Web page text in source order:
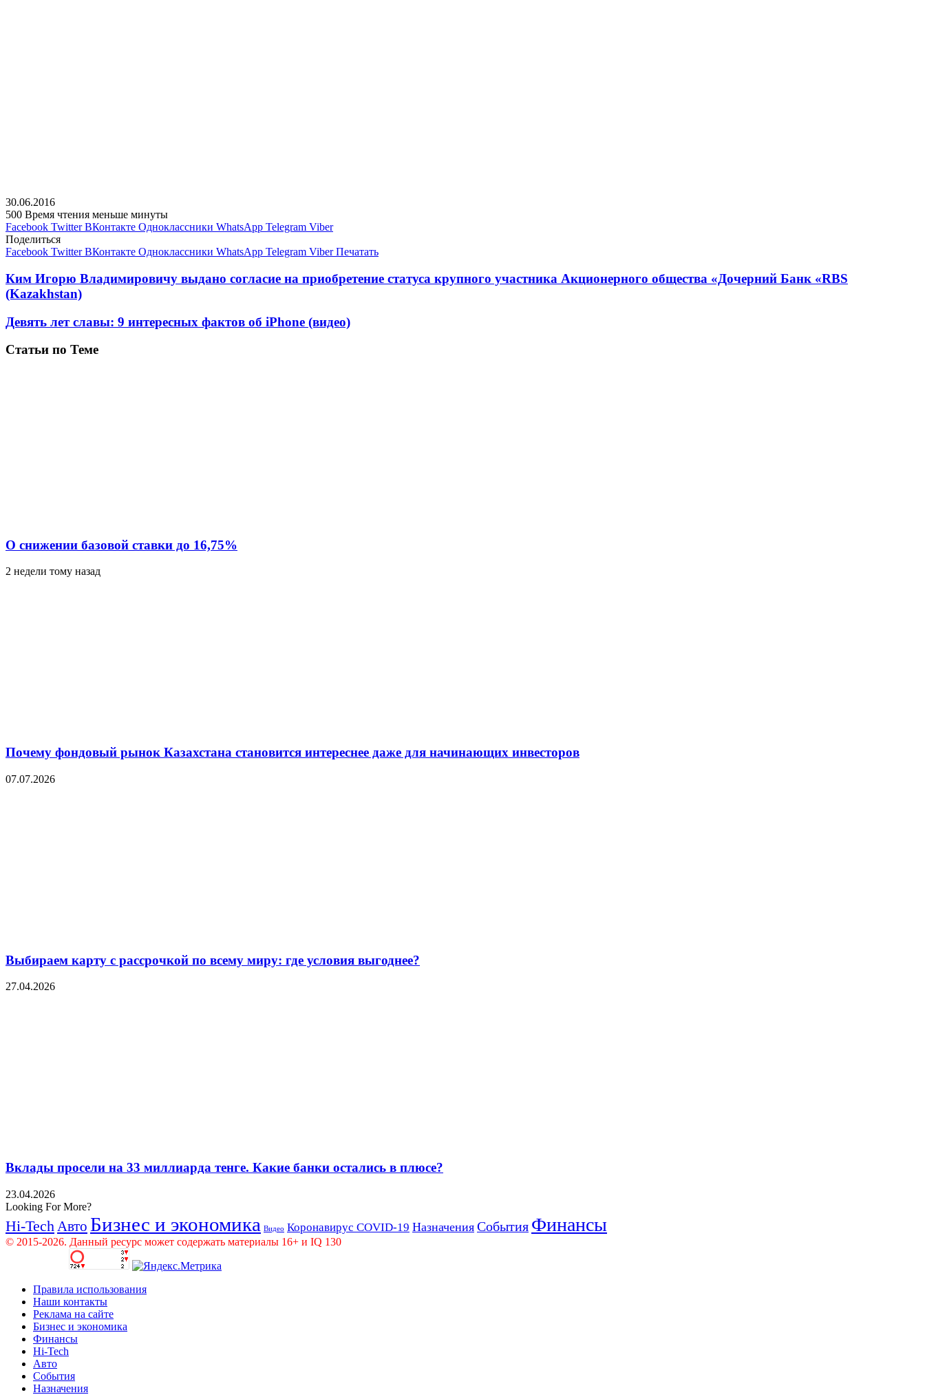
30.06.2016
500 Время чтения меньше минуты
Facebook Twitter ВКонтакте Одноклассники WhatsApp Telegram Viber
Поделиться
Facebook Twitter ВКонтакте Одноклассники WhatsApp Telegram Viber Печатать
Ким Игорю Владимировичу выдано согласие на приобретение статуса крупного участника Акционерного общества «Дочерний Банк «RBS
(Kazakhstan)
Девять лет славы: 9 интересных фактов об iPhone (видео)
Статьи по Теме
О снижении базовой ставки до 16,75%
2 недели тому назад
Почему фондовый рынок Казахстана становится интереснее даже для начинающих инвесторов
07.07.2026
Выбираем карту с рассрочкой по всему миру: где условия выгоднее?
27.04.2026
Вклады просели на 33 миллиарда тенге. Какие банки остались в плюсе?
23.04.2026
Looking For More?
Hi-Tech Авто Бизнес и экономика Видео Коронавирус COVID-19 Назначения События Финансы
© 2015-2026. Данный ресурс может содержать материалы 16+ и IQ 130
Правила использования
Наши контакты
Реклама на сайте
Бизнес и экономика
Финансы
Hi-Tech
Авто
События
Назначения